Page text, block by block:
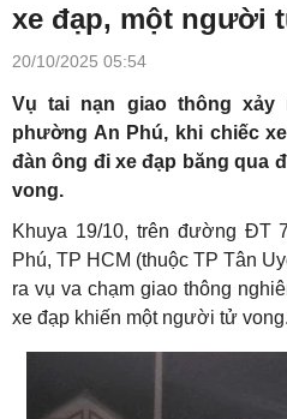
xe đạp, một người
20/10/2025 05:54
Vụ tai nạn giao thông xảy
phường An Phú, khi chiếc
đàn ông đi xe đạp băng qua
vong.
Khuya 19/10, trên đường ĐT
Phú, TP HCM (thuộc TP Tân
ra vụ va chạm giao thông
xe đạp khiến một người tử vong.